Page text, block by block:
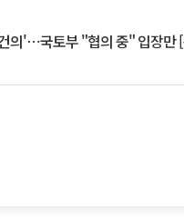
의'⋯국토부 "협의 중" 입장만